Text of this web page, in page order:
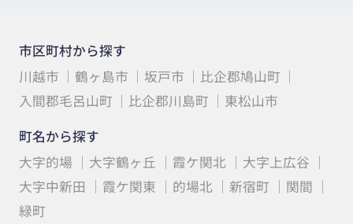
市区町村から探す
川越市
鶴ヶ島市 坂戸市
比企郡鳩山町
入間郡毛呂山町
比企郡川島町
東松山市
町名から探す
大字的場
大字鶴ヶ丘 霞ケ関北
大字上広谷
大字中新田
霞ケ関東 的場北 新宿町
関間
緑町